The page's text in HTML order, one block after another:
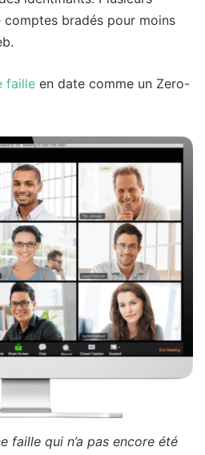
bradés pour moins
faille en date comme un Zero-
faille qui n’a pas encore été